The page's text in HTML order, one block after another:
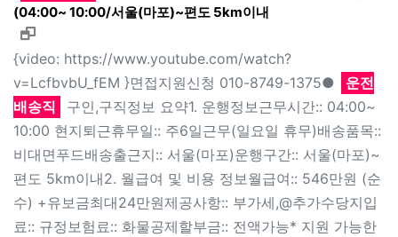
(04:00~ 10:00/서울(마포)~편도 5km이내
새창으로 보기
{video: https://www.youtube.com/watch?
v=LcfbvbU_fEM }면접지원신청 010-8749-1375●
운전
배송직
구인,구직정보 요약1. 운행정보근무시간:: 04:00~
10:00 현지퇴근휴무일:: 주6일근무(일요일 휴무)배송품목::
비대면푸드배송출근지:: 서울(마포)운행구간:: 서울(마포)~
편도 5km이내2. 월급여 및 비용 정보월급여:: 546만원 (순
수) +유보금최대24만원제공사항:: 부가세,@추가수당지입
료:: 규정보험료:: 화물공제할부금:: 전액가능* 지원 가능한